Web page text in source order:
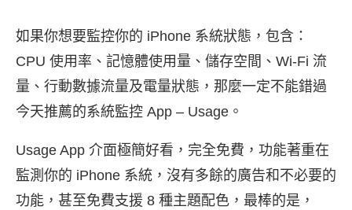
如果你想要監控你的 iPhone 系統狀態，包含：
CPU 使用率、記憶體使用量、儲存空間、Wi-Fi 流
量、行動數據流量及電量狀態，那麼一定不能錯過
今天推薦的系統監控 App – Usage。
Usage App 介面極簡好看，完全免費，功能著重在
監測你的 iPhone 系統，沒有多餘的廣告和不必要的
功能，甚至免費支援 8 種主題配色，最棒的是，